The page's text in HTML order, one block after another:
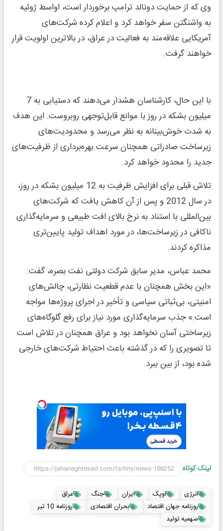
وی که از حمایت دونالد ترامپ برخوردار است، اواسط ژوئیه
به واشنگتن سفر خواهد کرد و اعلام کرده شرکت‌های
آمریکایی علاقه‌مند به فعالیت در عراق، در بالاترین اولویت قرار
خواهند گرفت.
با این حال، کارشناسان هشدار می‌دهند که دستیابی به 7
میلیون بشکه در روز با موانع قابل‌توجهی روبروست. این هدف
به شدت خوش‌بینانه به نظر می‌رسد و محدودیت‌های
زیرساخت صادراتی همچنان سرعت بهره‌برداری از ظرفیت‌های
جدید را محدود خواهد کرد.
تلاش قبلی برای افزایش ظرفیت به 12 میلیون بشکه در روز،
در سال 2012 و پس از آن کاهش یافت که شرکت‌های
بین‌المللی با استناد به نرخ‌ بالای افت طبیعی و سرمایه‌گذاری
ناکافی در زیرساخت‌ها، در مورد اهداف تولید پایین‌تری
مذاکره کردند.
محمد عباس، مدیر سابق شرکت دولتی نفت بصره، گفت:
«این بخش همچنان با عدم قطعیت نظارتی، چالش‌های
امنیتی، بی‌ثباتی سیاسی و تأخیر در اجرای پروژه‌ها مواجه
است.» جذب سرمایه‌گذاری مورد نیاز برای رفع گلوگاه‌های
زیرساختی آسان نخواهد بود و عراق همچنان در تلاش است
تا تصویری را که در گذشته باعث احتیاط شرکت‌های خارجی
شده بود، از بین ببرد.
لینک کوتاه
انرژی اوپک ایران جنگ
عراق
روزنامه جهان اقتصاد
بحران اقتصادی
روزنامه 10 تیر
سهمیه تولید